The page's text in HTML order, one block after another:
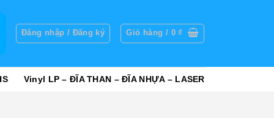
Đăng nhập / Đăng ký Giỏ hàng / 0₫
Vinyl LP – ĐĨA THAN – ĐĨA NHỰA – LASER